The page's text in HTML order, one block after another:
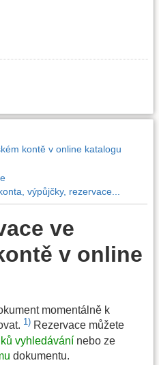
kontě v online katalogu
výpůjčky, rezervace...
ve
v online
momentálně k
1) Rezervace můžete
vyhledávání nebo ze
dokumentu.